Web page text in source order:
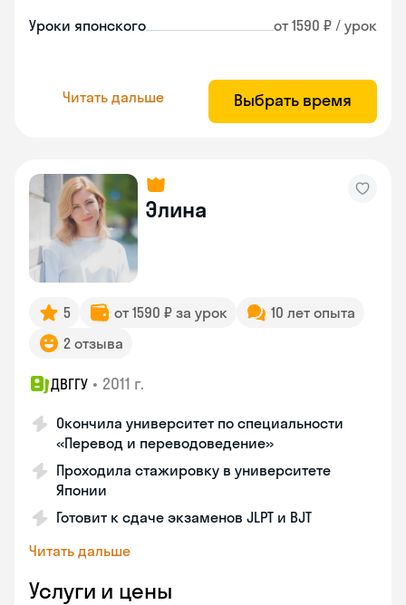
Уроки японского от 1590 ₽ / урок
Читать дальше Выбрать время
Элина
5 от 1590 ₽ за урок
10 лет опыта
2 отзыва
ДВГГУ • 2011 г.
Окончила университет по специальности
«Перевод и переводоведение»
Проходила стажировку в университете
Японии
Готовит к сдаче экзаменов JLPT и BJT
Читать дальше
Услуги и цены